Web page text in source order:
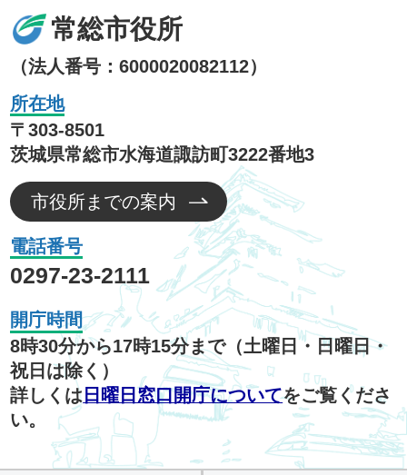
常総市役所
（法人番号：6000020082112）
所在地
〒303-8501
茨城県常総市水海道諏訪町3222番地3
市役所までの案内
電話番号
0297-23-2111
開庁時間
8時30分から17時15分まで（土曜日・日曜日・
祝日は除く）
詳しくは 日曜日窓口開庁についてをご覧くださ
い。